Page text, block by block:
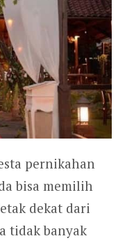
pernikahan
bisa memilih
dekat dari
tidak banyak